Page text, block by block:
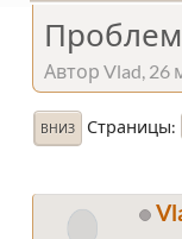
Автор Vlad, 26
ВНИЗ Страницы